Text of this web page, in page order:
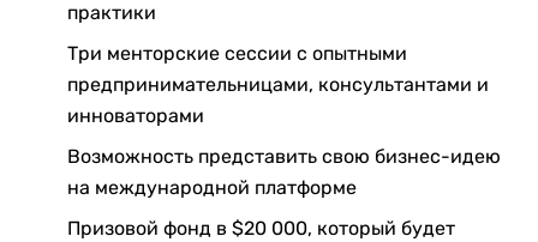
практики
Три менторские сессии с опытными
предпринимательницами, консультантами и
инноваторами
Возможность представить свою бизнес-идею
на международной платформе
Призовой фонд в $20 000, который будет